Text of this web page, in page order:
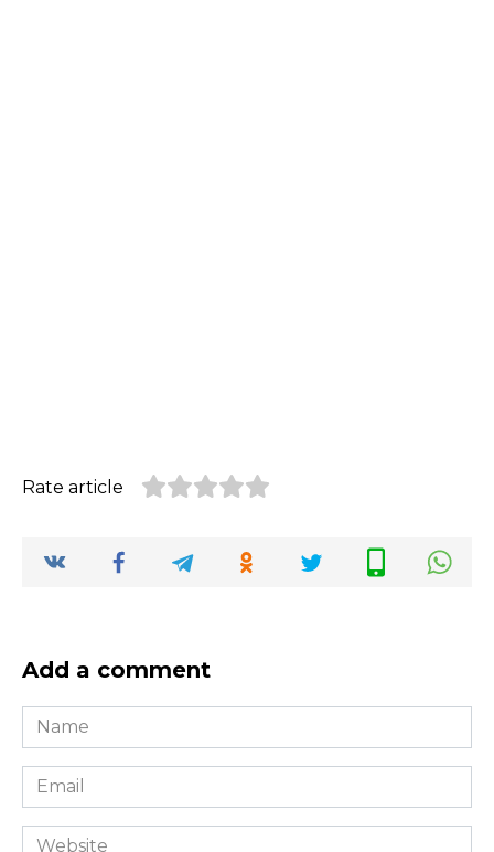
Rate article
Add a comment
Name
*
Email
*
Website